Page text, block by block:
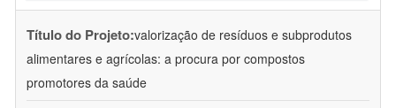
Título do Projeto:valorização de resíduos e subprodutos
alimentares e agrícolas: a procura por compostos
promotores da saúde